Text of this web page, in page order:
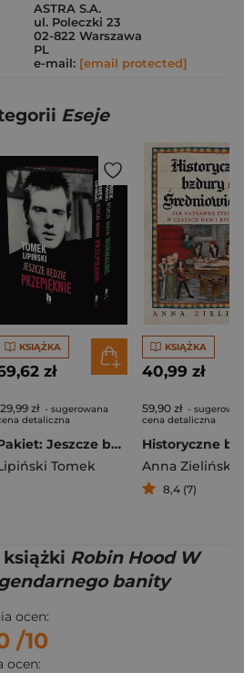
ASTRA S.A.
ul. Poleczki 23
02-822 Warszawa
PL
e-mail: [email protected]
Eseje
KSIĄŻKA
zł
zł - sugerowana
detaliczna
Pakiet: Jeszcze będzie przepięknie, Jeszcze będzie normalnie
Tomek
KSIĄŻKA
40,99 zł
59,90 zł -
cena detaliczna
Anna Zielińska
8,4 (7)
książki Robin Hood W
banity
ocen:
/10
ocen: